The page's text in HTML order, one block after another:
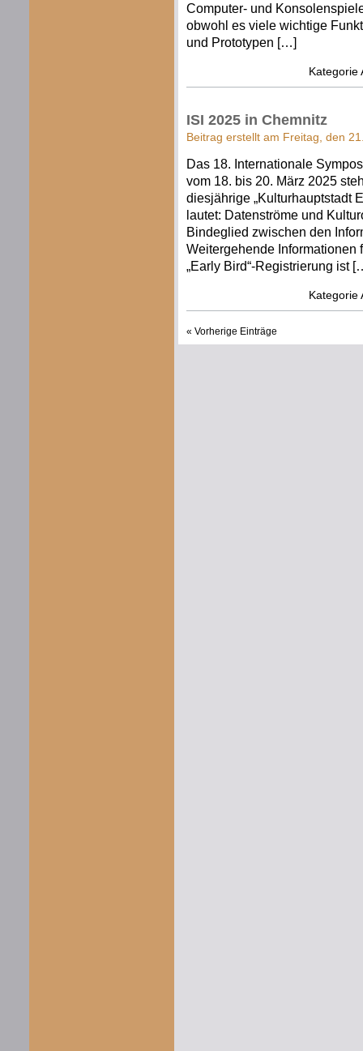
Computer- und
obwohl es viele wichtige
und Prototypen […]
Kategorie
ISI 2025 in Chemnitz
Beitrag erstellt am Freitag, den
Das 18. Internationale
vom 18. bis 20. März 2025
diesjährige „Kulturhauptstadt
lautet: Datenströme und
Bindeglied zwischen den
Weitergehende Informationen
„Early Bird“-Registrierung ist
Kategorie
« Vorherige Einträge